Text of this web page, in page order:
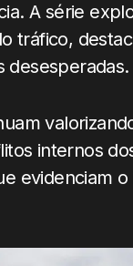
A série
tráfico,
desesperadas.
internos
evidenciam